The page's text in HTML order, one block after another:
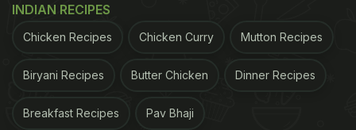
INDIAN RECIPES
Chicken Recipes Chicken Curry Mutton Recipes
Biryani Recipes Butter Chicken Dinner Recipes
Breakfast Recipes Pav Bhaji